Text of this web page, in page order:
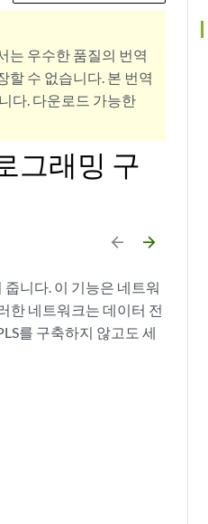
는 우수한 품질의 번역
할 수 없습니다. 본 번역
다. 다운로드 가능한
그래밍 구
arrow_backward arrow_forward
니다. 이 기능은 네트워
한 네트워크는 데이터 전
를 구축하지 않고도 세